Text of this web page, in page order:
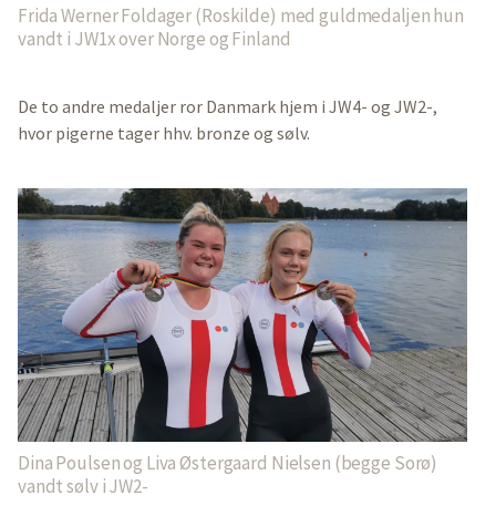
Frida Werner Foldager (Roskilde) med guldmedaljen hun
vandt i JW1x over Norge og Finland
De to andre medaljer ror Danmark hjem i JW4- og JW2-,
hvor pigerne tager hhv. bronze og sølv.
Dina Poulsen og Liva Østergaard Nielsen (begge Sorø)
vandt sølv i JW2-